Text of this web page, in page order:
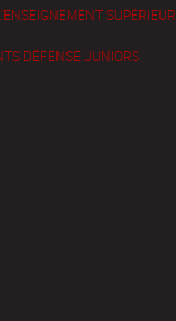
SUPÉRIEUR
DÉFENSE JUNIORS